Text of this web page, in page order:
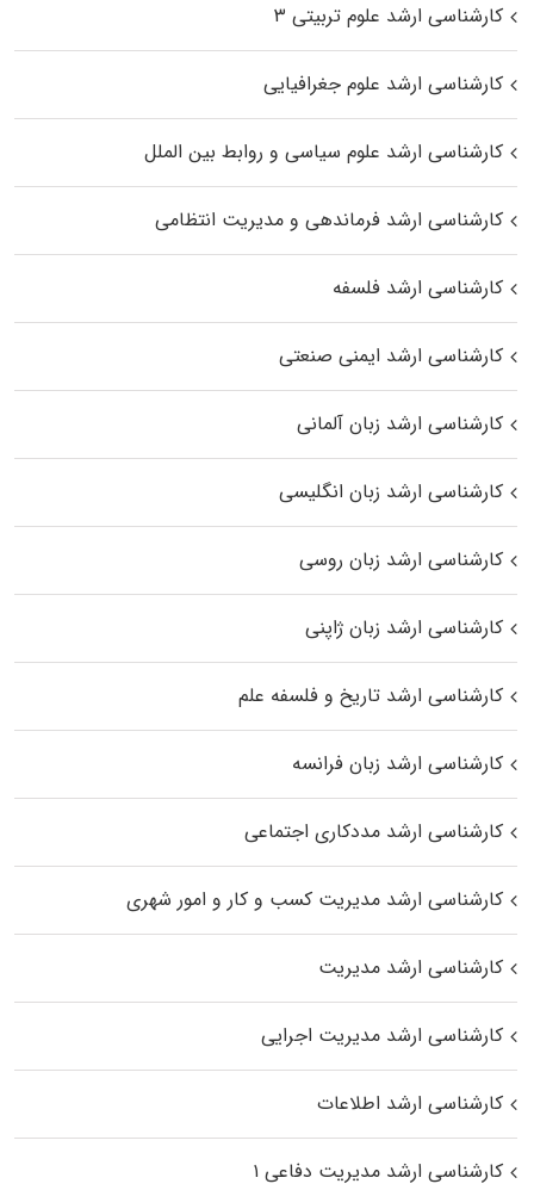
کارشناسی ارشد علوم تربیتی ۳
کارشناسی ارشد علوم جغرافیایی
کارشناسی ارشد علوم سیاسی و روابط بین الملل
کارشناسی ارشد فرماندهی و مدیریت انتظامی
کارشناسی ارشد فلسفه
کارشناسی ارشد ایمنی صنعتی
کارشناسی ارشد زبان آلمانی
کارشناسی ارشد زبان انگلیسی
کارشناسی ارشد زبان روسی
کارشناسی ارشد زبان ژاپنی
کارشناسی ارشد تاریخ و فلسفه علم
کارشناسی ارشد زبان فرانسه
کارشناسی ارشد مددکاری اجتماعی
کارشناسی ارشد مدیریت کسب و کار و امور شهری
کارشناسی ارشد مدیریت
کارشناسی ارشد مدیریت اجرایی
کارشناسی ارشد اطلاعات
کارشناسی ارشد مدیریت دفاعی ۱